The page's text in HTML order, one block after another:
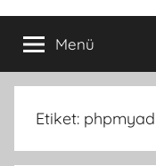
Menü
Etiket: